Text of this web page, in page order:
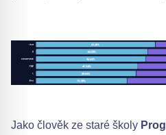
Jako člověk ze staré školy